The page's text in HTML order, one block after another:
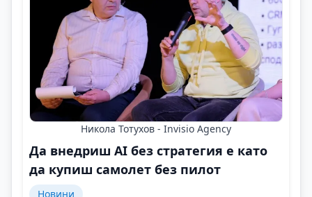
Никола Тотухов - Invisio Agency
Да внедриш AI без стратегия е като
да купиш самолет без пилот
Новини